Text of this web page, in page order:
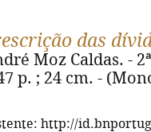
das
Moz Caldas. -
p. ; 24 cm. -
http://